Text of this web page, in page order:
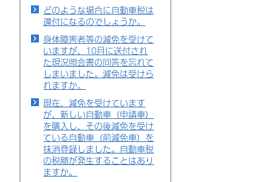
どのような場合に自動車税は
還付になるのでしょうか。
身体障害者等の減免を受けて
いますが、10月に送付され
た現況照会書の回答を忘れて
しまいました。減免は受けら
れますか。
現在、減免を受けています
が、新しい自動車（申請車）
を購入し、その後減免を受け
ている自動車（前減免車）を
抹消登録しました。自動車税
の税額が発生することはあり
ますか。